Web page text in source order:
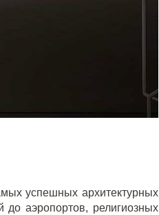
успешных архитектурных
аэропортов, религиозных